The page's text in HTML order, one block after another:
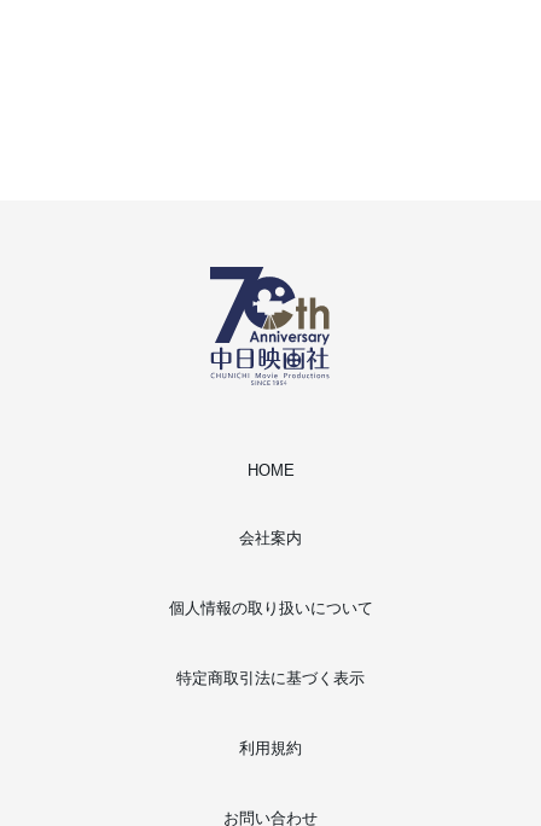
HOME
会社案内
個人情報の取り扱いについて
特定商取引法に基づく表示
利用規約
お問い合わせ